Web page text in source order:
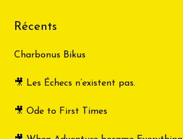
Récents
Charbonus Bikus
🎥 Les Échecs n’existent pas.
🎥 Ode to First Times